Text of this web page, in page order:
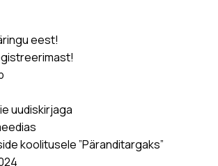
eest!
uudiskirjaga
koolitusele ”Päranditargaks”